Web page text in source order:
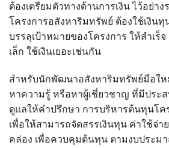
ต้องเตรียมตัวทางด้านการเงิน ไว้อย่าง
โครงการอสังหาริมทรัพย์ ต้องใช้เงินทุ
บรรลุเป้าหมายของโครงการ ให้สำเร็
เล็ก ใช้เงินเยอะเช่นกัน
สำหรับนักพัฒนาอสังหาริมทรัพย์มือให
หาความรู้ หรือหาผู้เชี่ยวชาญ ที่มีประ
ดูแลให้คำปรึกษา การบริหารต้นทุนโค
เพื่อให้สามารถจัดสรรเงินทุน ค่าใช้จ่า
คล่อง เพื่อควบคุมต้นทุน ตามงบประม